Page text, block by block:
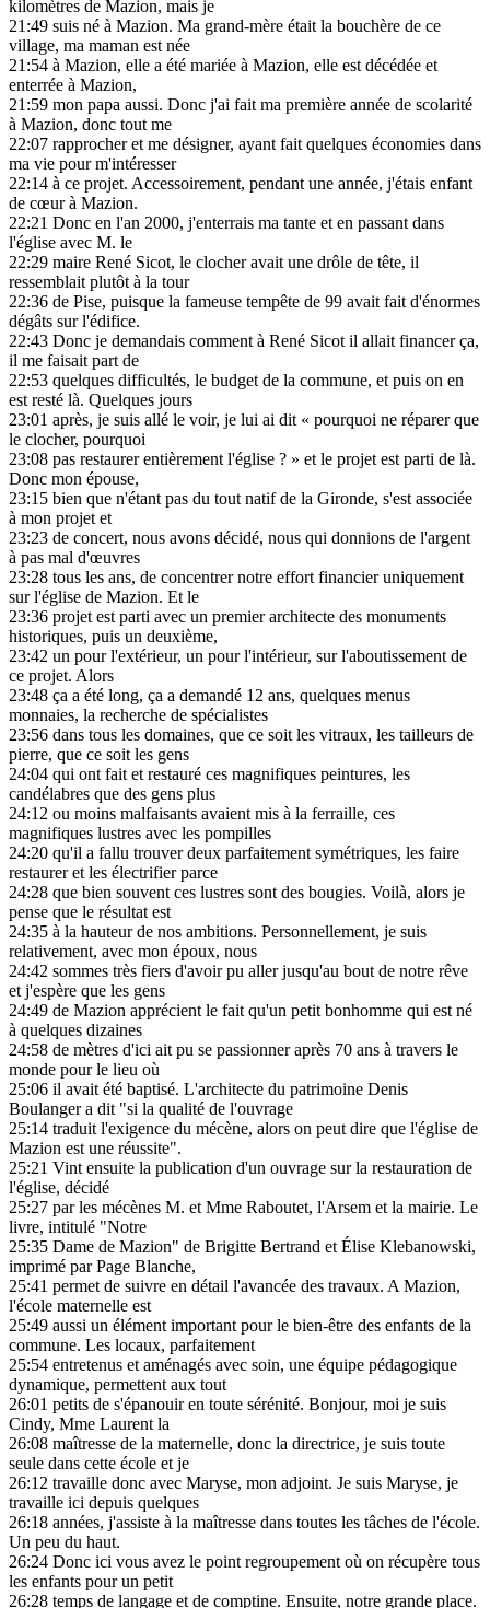
kilomètres de Mazion, mais je
21:49 suis né à Mazion. Ma grand-mère était la bouchère de ce
village, ma maman est née
21:54 à Mazion, elle a été mariée à Mazion, elle est décédée et
enterrée à Mazion,
21:59 mon papa aussi. Donc j'ai fait ma première année de scolarité
à Mazion, donc tout me
22:07 rapprocher et me désigner, ayant fait quelques économies dans
ma vie pour m'intéresser
22:14 à ce projet. Accessoirement, pendant une année, j'étais enfant
de cœur à Mazion.
22:21 Donc en l'an 2000, j'enterrais ma tante et en passant dans
l'église avec M. le
22:29 maire René Sicot, le clocher avait une drôle de tête, il
ressemblait plutôt à la tour
22:36 de Pise, puisque la fameuse tempête de 99 avait fait d'énormes
dégâts sur l'édifice.
22:43 Donc je demandais comment à René Sicot il allait financer ça,
il me faisait part de
22:53 quelques difficultés, le budget de la commune, et puis on en
est resté là. Quelques jours
23:01 après, je suis allé le voir, je lui ai dit « pourquoi ne réparer que
le clocher, pourquoi
23:08 pas restaurer entièrement l'église ? » et le projet est parti de là.
Donc mon épouse,
23:15 bien que n'étant pas du tout natif de la Gironde, s'est associée
à mon projet et
23:23 de concert, nous avons décidé, nous qui donnions de l'argent
à pas mal d'œuvres
23:28 tous les ans, de concentrer notre effort financier uniquement
sur l'église de Mazion. Et le
23:36 projet est parti avec un premier architecte des monuments
historiques, puis un deuxième,
23:42 un pour l'extérieur, un pour l'intérieur, sur l'aboutissement de
ce projet. Alors
23:48 ça a été long, ça a demandé 12 ans, quelques menus
monnaies, la recherche de spécialistes
23:56 dans tous les domaines, que ce soit les vitraux, les tailleurs de
pierre, que ce soit les gens
24:04 qui ont fait et restauré ces magnifiques peintures, les
candélabres que des gens plus
24:12 ou moins malfaisants avaient mis à la ferraille, ces
magnifiques lustres avec les pompilles
24:20 qu'il a fallu trouver deux parfaitement symétriques, les faire
restaurer et les électrifier parce
24:28 que bien souvent ces lustres sont des bougies. Voilà, alors je
pense que le résultat est
24:35 à la hauteur de nos ambitions. Personnellement, je suis
relativement, avec mon époux, nous
24:42 sommes très fiers d'avoir pu aller jusqu'au bout de notre rêve
et j'espère que les gens
24:49 de Mazion apprécient le fait qu'un petit bonhomme qui est né
à quelques dizaines
24:58 de mètres d'ici ait pu se passionner après 70 ans à travers le
monde pour le lieu où
25:06 il avait été baptisé. L'architecte du patrimoine Denis
Boulanger a dit "si la qualité de l'ouvrage
25:14 traduit l'exigence du mécène, alors on peut dire que l'église de
Mazion est une réussite".
25:21 Vint ensuite la publication d'un ouvrage sur la restauration de
l'église, décidé
25:27 par les mécènes M. et Mme Raboutet, l'Arsem et la mairie. Le
livre, intitulé "Notre
25:35 Dame de Mazion" de Brigitte Bertrand et Élise Klebanowski,
imprimé par Page Blanche,
25:41 permet de suivre en détail l'avancée des travaux. A Mazion,
l'école maternelle est
25:49 aussi un élément important pour le bien-être des enfants de la
commune. Les locaux, parfaitement
25:54 entretenus et aménagés avec soin, une équipe pédagogique
dynamique, permettent aux tout
26:01 petits de s'épanouir en toute sérénité. Bonjour, moi je suis
Cindy, Mme Laurent la
26:08 maîtresse de la maternelle, donc la directrice, je suis toute
seule dans cette école et je
26:12 travaille donc avec Maryse, mon adjoint. Je suis Maryse, je
travaille ici depuis quelques
26:18 années, j'assiste à la maîtresse dans toutes les tâches de l'école.
Un peu du haut.
26:24 Donc ici vous avez le point regroupement où on récupère tous
les enfants pour un petit
26:28 temps de langage et de comptine. Ensuite, notre grande place.